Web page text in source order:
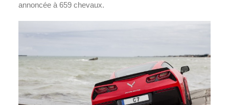
annoncée à 659 chevaux.